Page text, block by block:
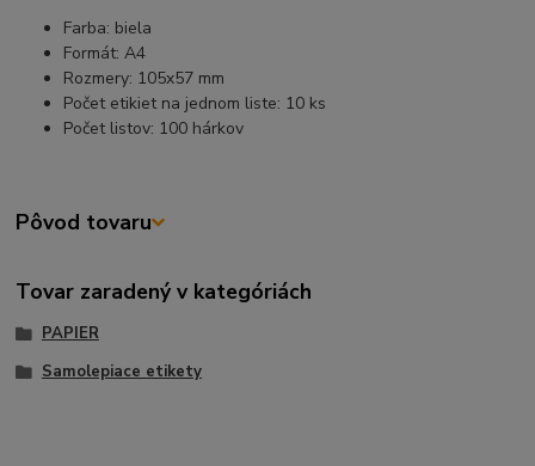
Farba: biela
Formát: A4
Rozmery: 105x57 mm
Počet etikiet na jednom liste: 10 ks
Počet listov: 100 hárkov
Pôvod tovaru
Tovar zaradený v kategóriách
PAPIER
Samolepiace etikety